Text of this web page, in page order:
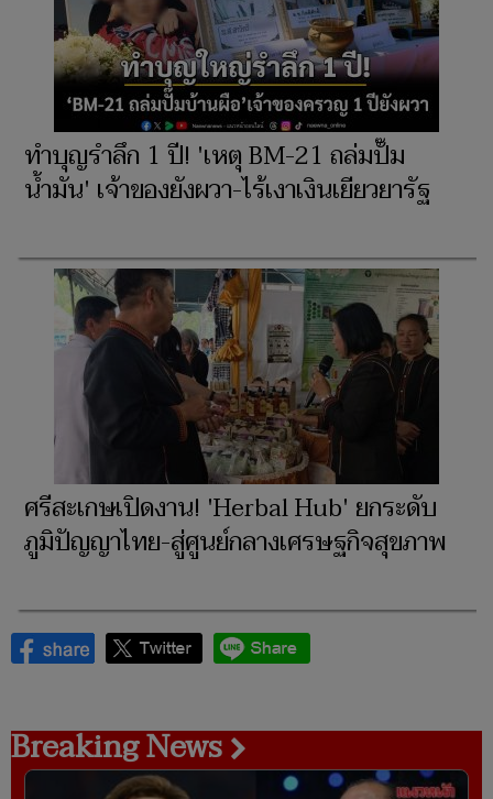
ทำบุญรำลึก 1 ปี! 'เหตุ BM-21 ถล่มปั๊ม
น้ำมัน' เจ้าของยังผวา-ไร้เงาเงินเยียวยารัฐ
ศรีสะเกษเปิดงาน! 'Herbal Hub' ยกระดับ
ภูมิปัญญาไทย-สู่ศูนย์กลางเศรษฐกิจสุขภาพ
Breaking News